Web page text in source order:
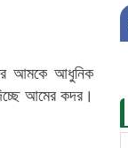
আমকে আধুনিক
আমের কদর।